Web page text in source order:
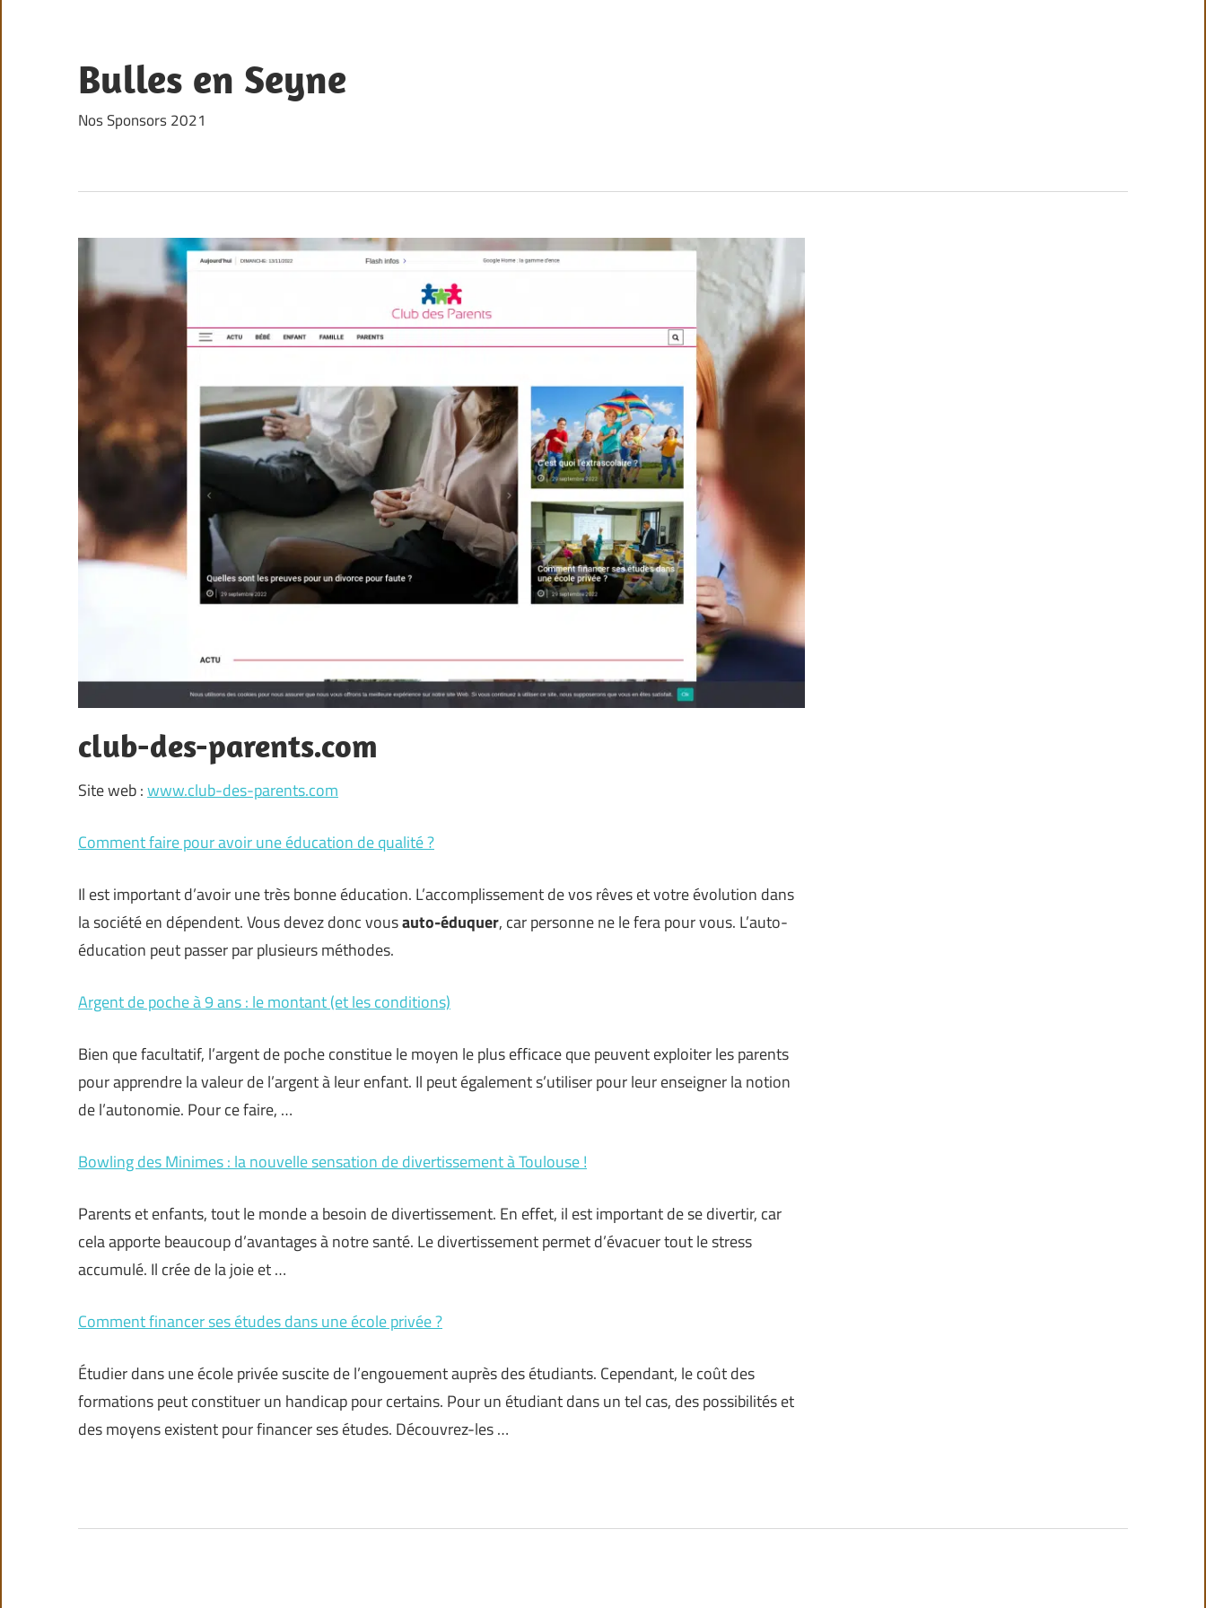
content
Bulles en Seyne
Nos Sponsors 2021
club-des-parents.com
Site web :www.club-des-parents.com
Comment faire pour avoir une éducation de qualité ?
Il est important d’avoir une très bonne éducation. L’accomplissement de vos rêves et votre évolution dans
la société en dépendent. Vous devez donc vousauto-éduquer, car personne ne le fera pour vous. L’auto-
éducation peut passer par plusieurs méthodes.
Argent de poche à 9 ans : le montant (et les conditions)
Bien que facultatif, l’argent de poche constitue le moyen le plus efficace que peuvent exploiter les parents
pour apprendre la valeur de l’argent à leur enfant. Il peut également s’utiliser pour leur enseigner la notion
de l’autonomie. Pour ce faire, …
Bowling des Minimes : la nouvelle sensation de divertissement à Toulouse !
Parents et enfants, tout le monde a besoin de divertissement. En effet, il est important de se divertir, car
cela apporte beaucoup d’avantages à notre santé. Le divertissement permet d’évacuer tout le stress
accumulé. Il crée de la joie et …
Comment financer ses études dans une école privée ?
Étudier dans une école privée suscite de l’engouement auprès des étudiants. Cependant, le coût des
formations peut constituer un handicap pour certains. Pour un étudiant dans un tel cas, des possibilités et
des moyens existent pour financer ses études. Découvrez-les …